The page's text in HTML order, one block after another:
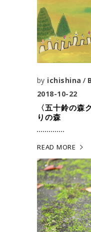
by ichishina
2018-10-22
〈五十鈴の
りの森
READ MORE